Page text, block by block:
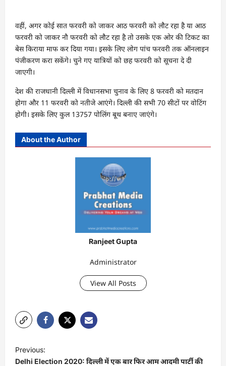
वहीं, अगर कोई सात फरवरी को जाकर आठ फरवरी को लौट रहा है या आठ
फरवरी को जाकर नौ फरवरी को लौट रहा है तो उसके एक ओर की टिकट का
बेस किराया माफ कर दिया गया। इसके लिए लोग पांच फरवरी तक ऑनलाइन
पंजीकरण करा सकेंगे। चुने गए यात्रियों को छह फरवरी को सूचना दे दी
जाएगी।
देश की राजधानी दिल्ली में विधानसभा चुनाव के लिए 8 फरवरी को मतदान
होगा और 11 फरवरी को नतीजे आएंगे। दिल्ली की सभी 70 सीटों पर वोटिंग
होगी। इसके लिए कुल 13757 पोलिंग बूथ बनाए जाएंगे।
About the Author
Ranjeet Gupta
Administrator
View All Posts
o
Previous:
Delhi Election 2020: दिल्ली में एक बार फिर आम आदमी पार्टी की